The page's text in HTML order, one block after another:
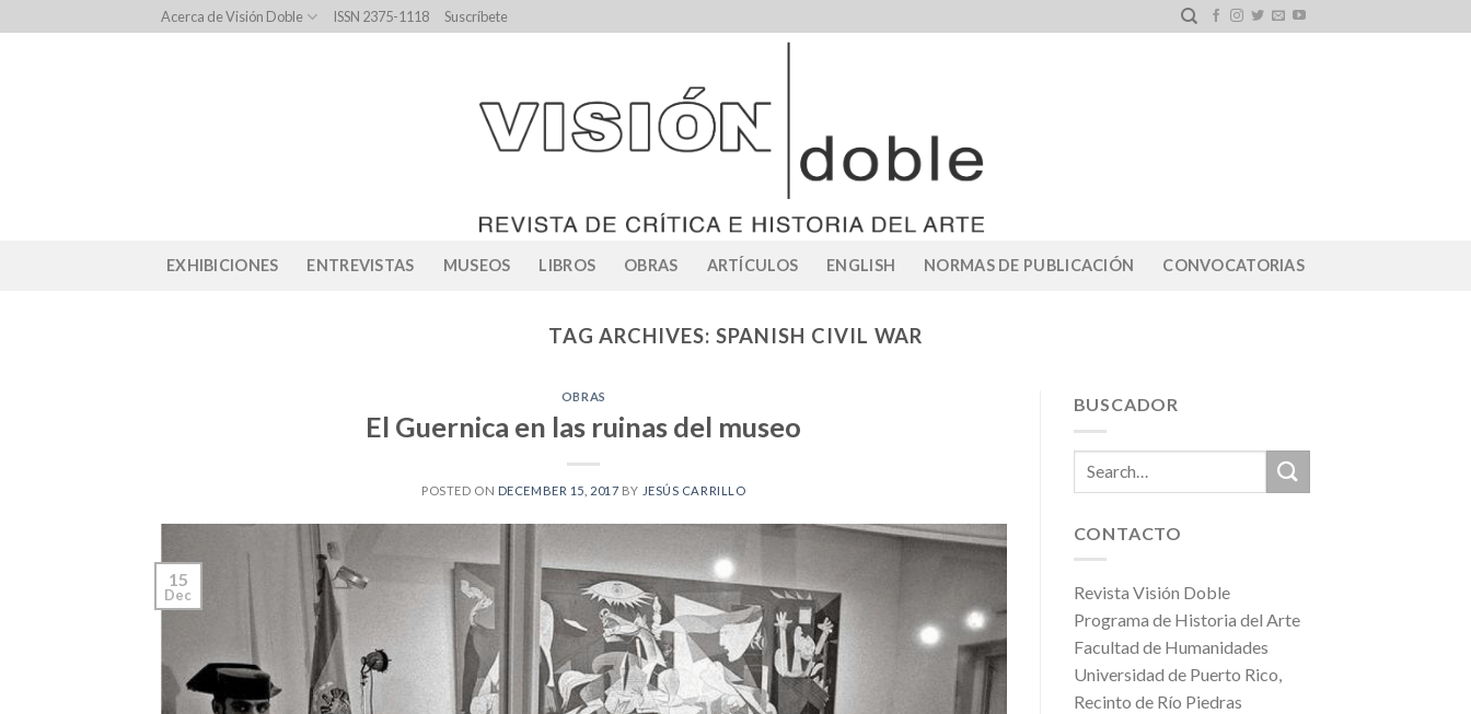
to
Acerca de Visión Doble ISSN 2375-1118 Suscríbete
EXHIBICIONES ENTREVISTAS MUSEOS LIBROS OBRAS ARTÍCULOS ENGLISH NORMAS DE PUBLICACIÓN CONVOCATORIAS
TAG ARCHIVES: SPANISH CIVIL WAR
OBRAS
El Guernica en las ruinas del museo
POSTED ON DECEMBER 15, 2017 BY JESÚS CARRILLO
15
Dec
BUSCADOR
CONTACTO
Revista Visión Doble
Programa de Historia del Arte
Facultad de Humanidades
Universidad de Puerto Rico,
Recinto de Río Piedras